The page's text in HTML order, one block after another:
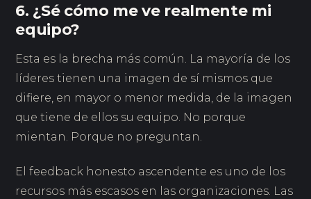
6. ¿Sé cómo me ve realmente mi
equipo?
Esta es la brecha más común. La mayoría de los
líderes tienen una imagen de sí mismos que
difiere, en mayor o menor medida, de la imagen
que tiene de ellos su equipo. No porque
mientan. Porque no preguntan.
El feedback honesto ascendente es uno de los
recursos más escasos en las organizaciones. Las